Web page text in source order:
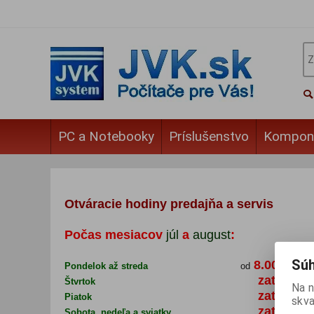
PC a Notebooky Príslušenstvo
Otváracie hodiny predajňa a servis
Počas mesiacov júl a august:
Pondelok až streda od 8.00 do
Štvrtok
zatvorené
Piatok
zatvorené
Na